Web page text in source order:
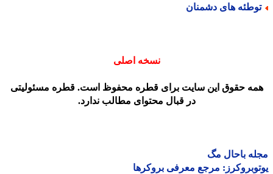
های دشمنان
نسخه اصلی
حقوق این سایت برای قطره محفوظ است. قطره مسئولیتی
در قبال محتوای مطالب ندارد.
باحال مگ
مرجع معرفی بروکرها